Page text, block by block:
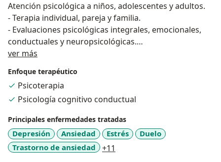
Atención psicológica a niños, adolescentes y adultos.
- Terapia individual, pareja y familia.
- Evaluaciones psicológicas integrales, emocionales,
conductuales y neuropsicológicas.
- Controles psicológicos para colegios.
- Talleres grupales, métodos de crianza.
- Acompañamiento psicológico.
- Teleconsultas y seguimiento de caso.
ver más
Enfoque terapéutico
Psicoterapia
Psicología cognitivo conductual
Principales enfermedades tratadas
Depresión Ansiedad Estrés
Duelo
Trastorno de ansiedad
+11